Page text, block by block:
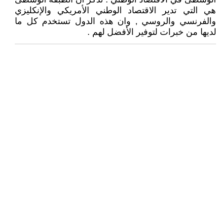
هي التي تدير الاقتصاد الوطني الأمريكي والإنكليزي
والفرنسي والروسي , وان هذه الدول تستخدم كل ما
لديها من خبرات لتوفير الأفضل لهم .